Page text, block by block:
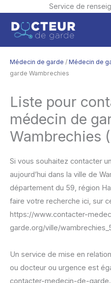
Service de
contenu
Médecin de garde / Médecin de
garde Wambrechies
Liste pour
médecin de
Wambrechies
Si vous souhaitez contacter
aujourd’hui dans la ville de
département du 59, région
faire votre recherche ici, sur
https://www.contacter-
garde.org/ville/
Un service de mise en
ou docteur ou urgence est
contacter-medecin-de-